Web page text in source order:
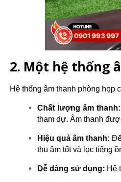
2. Một hệ thống
Hệ thống âm thanh phòng họp
Chất lượng âm thanh:
tham dự. Âm thanh
Hiệu quả âm thanh:
thu âm tốt và lọc tiếng
Dễ dàng sử dụng: Hệ